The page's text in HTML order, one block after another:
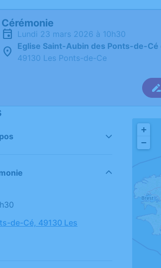
Cérémonie
lundi 23 mars 2026 à 10h30
Eglise Saint-Aubin des Ponts-de-
49130 Les Ponts-de-Ce
de-Cé, 49130 Les
+
−